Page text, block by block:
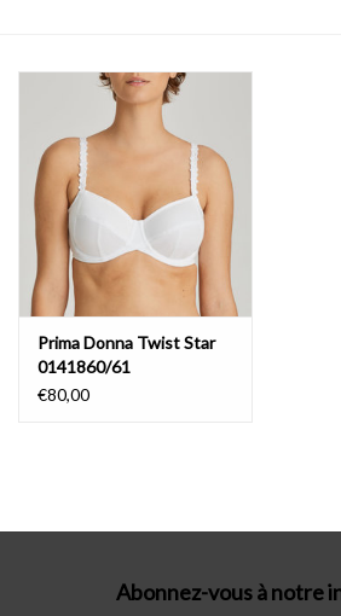
Lingerie-accessoires
Cartes-cadeaux
Prima Donna Twist Star
0141860/61
€80,00
Abonnez-vous à notre